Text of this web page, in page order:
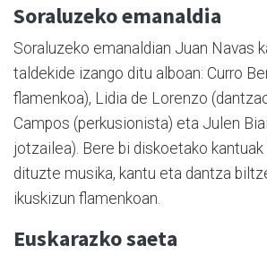
Soraluzeko emanaldia
Soraluzeko emanaldian Juan Navas
taldekide izango ditu alboan: Curro
flamenkoa), Lidia de Lorenzo
Campos (perkusionista) eta Julen
jotzailea). Bere bi diskoetako
dituzte musika, kantu eta dantza
ikuskizun flamenkoan.
Euskarazko saeta